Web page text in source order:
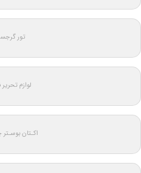
تور
لوازم تحریر
اکـتان